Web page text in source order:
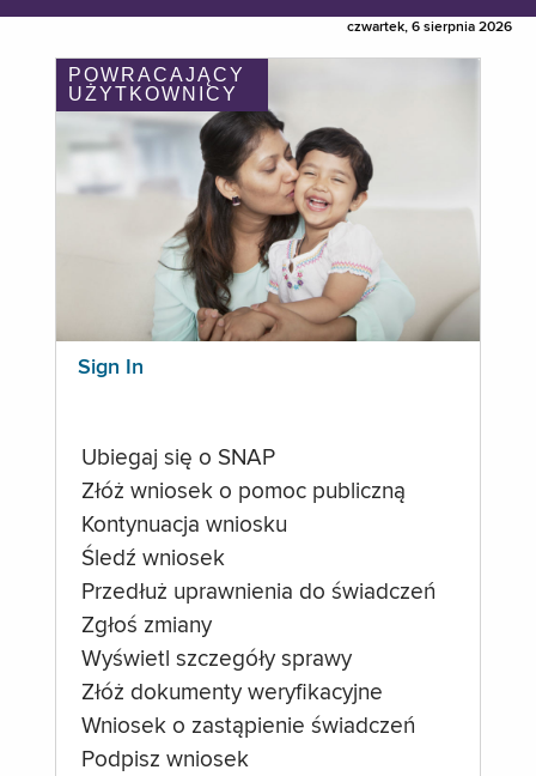
czwartek, 6 sierpnia 2026
POWRACAJĄCY
UŻYTKOWNICY
Sign In
Ubiegaj się o SNAP
Złóż wniosek o pomoc publiczną
Kontynuacja wniosku
Śledź wniosek
Przedłuż uprawnienia do świadczeń
Zgłoś zmiany
Wyświetl szczegóły sprawy
Złóż dokumenty weryfikacyjne
Wniosek o zastąpienie świadczeń
Podpisz wniosek